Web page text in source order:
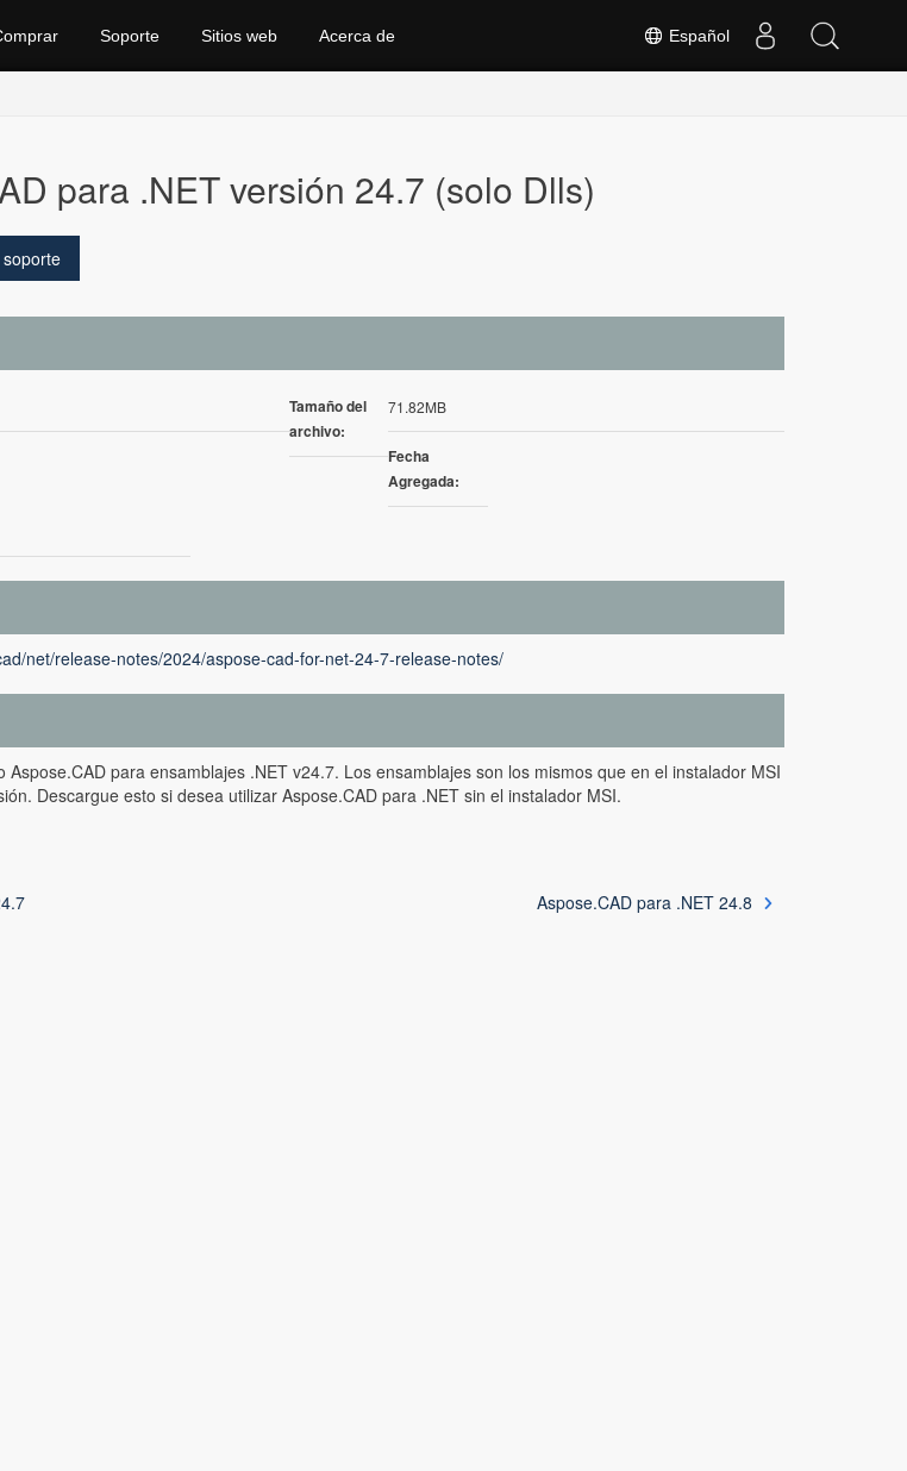
Español
Soporte Sitios web Acerca de
para .NET versión 24.7 (solo Dlls)
Tamaño del
archivo:
71.82MB
Fecha
Agregada:
net/release-notes/2024/aspose-cad-for-net-24-7-release-notes/
Aspose.CAD para ensamblajes .NET v24.7. Los ensamblajes son los mismos que en el instalador MSI
Descargue esto si desea utilizar Aspose.CAD para .NET sin el instalador MSI.
Aspose.CAD para .NET 24.8